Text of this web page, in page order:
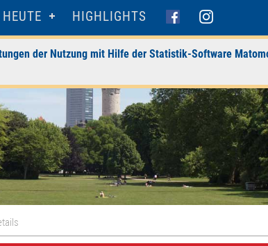
HEUTE HIGHLIGHTS
der Nutzung mit Hilfe der Statistik-Software